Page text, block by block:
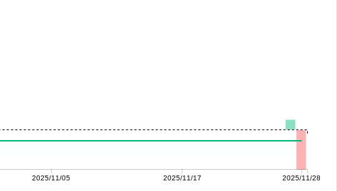
2025/11/05 2025/11/17 2025/11/28